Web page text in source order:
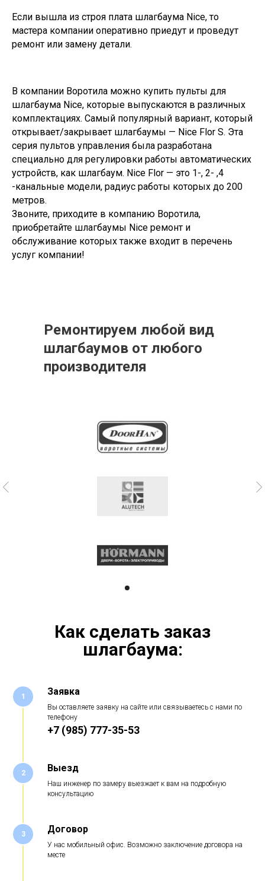
Если вышла из строя плата шлагбаума Nice, то
мастера компании оперативно приедут и проведут
ремонт или замену детали.
В компании Воротила можно купить пульты для
шлагбаума Nice, которые выпускаются в различных
комплектациях. Самый популярный вариант, который
открывает/закрывает шлагбаумы — Nice Flor S. Эта
серия пультов управления была разработана
специально для регулировки работы автоматических
устройств, как шлагбаум. Nice Flor — это 1-, 2- ,4
-канальные модели, радиус работы которых до 200
метров.
Звоните, приходите в компанию Воротила,
приобретайте шлагбаумы Nice ремонт и
обслуживание которых также входит в перечень
услуг компании!
Ремонтируем любой вид
шлагбаумов от любого
производителя
Как сделать заказ
шлагбаума:
1 Заявка
Вы оставляете заявку на сайте или связываетесь с нами по
телефону
+7 (985) 777-35-53
2 Выезд
Наш инженер по замеру выезжает к вам на подробную
консультацию
3 Договор
У нас мобильный офис. Возможно заключение договора на
месте